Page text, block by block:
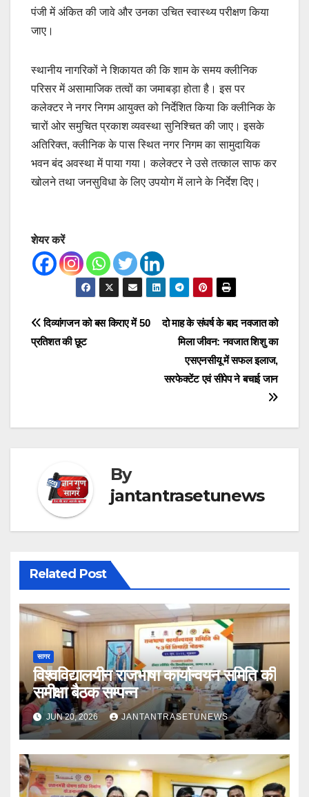
पंजी में अंकित की जावे और उनका उचित स्वास्थ्य परीक्षण किया
जाए।
स्थानीय नागरिकों ने शिकायत की कि शाम के समय क्लीनिक
परिसर में असामाजिक तत्वों का जमाबड़ा होता है। इस पर
कलेक्टर ने नगर निगम आयुक्त को निर्देशित किया कि क्लीनिक के
चारों ओर समुचित प्रकाश व्यवस्था सुनिश्चित की जाए। इसके
अतिरिक्त, क्लीनिक के पास स्थित नगर निगम का सामुदायिक
भवन बंद अवस्था में पाया गया। कलेक्टर ने उसे तत्काल साफ कर
खोलने तथा जनसुविधा के लिए उपयोग में लाने के निर्देश दिए।
शेयर करें
Post
navigation
दो माह के संघर्ष के बाद नवजात को
मिला जीवन: नवजात शिशु का
एसएनसीयू में सफल इलाज,
सरफेक्टेंट एवं सीपेप ने बचाई जान
दिव्यांगजन को बस किराए में 50
प्रतिशत की छूट
By
jantantrasetunews
Related Post
सागर
विश्वविद्यालयीन राजभाषा कार्यान्वयन समिति की
समीक्षा बैठक सम्पन्न
JUN 20, 2026 JANTANTRASETUNEWS